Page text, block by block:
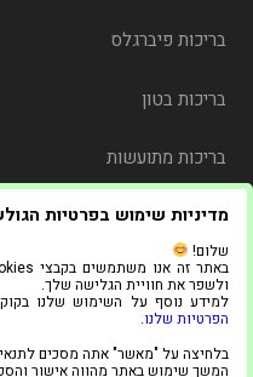
מדיניות שימוש בפרטיות
שלום!
ולשפר את חוויית הגלישה שלך.
למידע נוסף על השימוש שלנו
הפרטיות שלנו.
בלחיצה על "מאשר" אתה מסכים לתנאי
המשך שימוש באתר מהווה אישור
בריכות פיברגלס
בריכות בטון
בריכות מתועשות
משלוח
צור קשר